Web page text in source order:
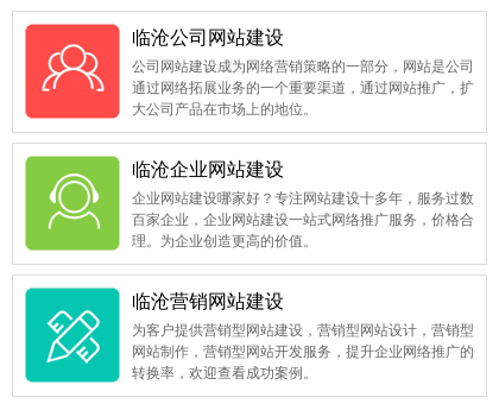
临沧公司网站建设
公司网站建设成为网络营销策略的一部分，网站是公司
通过网络拓展业务的一个重要渠道，通过网站推广，扩
大公司产品在市场上的地位。
临沧企业网站建设
企业网站建设哪家好？专注网站建设十多年，服务过数
百家企业，企业网站建设一站式网络推广服务，价格合
理。为企业创造更高的价值。
临沧营销网站建设
为客户提供营销型网站建设，营销型网站设计，营销型
网站制作，营销型网站开发服务，提升企业网络推广的
转换率，欢迎查看成功案例。